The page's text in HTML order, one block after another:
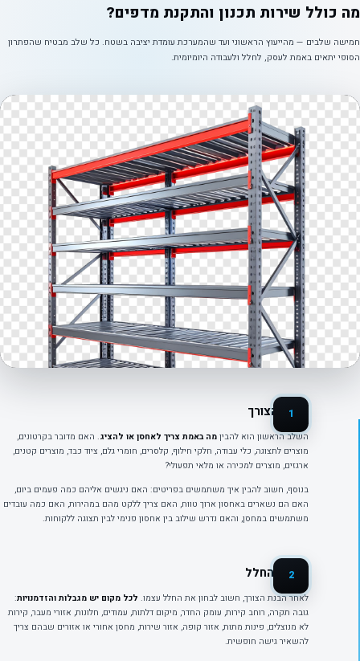
מה כולל שירות תכנון והתקנת מדפים?
חמישה שלבים — מהייעוץ הראשוני ועד שהמערכת עומדת יציבה בשטח. כל שלב מבטיח שהפתרון
הסופי יתאים באמת לעסק, לחלל ולעבודה היומיומית.
1
הבנת הצורך
השלב הראשון הוא להבין מה באמת צריך לאחסן או להציג. האם מדובר בקרטונים,
מוצרים לתצוגה, כלי עבודה, חלקי חילוף, קלסרים, חומרי גלם, ציוד כבד, מוצרים קטנים,
ארגזים, מוצרים למכירה או מלאי תפעולי?
בנוסף, חשוב להבין איך משתמשים בפריטים: האם ניגשים אליהם כמה פעמים ביום,
האם הם נשארים באחסון ארוך טווח, האם צריך ללקט מהם במהירות, האם כמה עובדים
משתמשים במחסן, והאם נדרש שילוב בין אחסון פנימי לבין תצוגה ללקוחות.
2
בחינת החלל
לאחר הבנת הצורך, חשוב לבחון את החלל עצמו. לכל מקום יש מגבלות והזדמנויות:
גובה תקרה, רוחב קירות, עומק החדר, מיקום דלתות, עמודים, חלונות, אזורי מעבר, קירות
לא מנוצלים, פינות מתות, אזור קופה, אזור שירות, מחסן אחורי או אזורים שבהם צריך
להשאיר גישה חופשית.